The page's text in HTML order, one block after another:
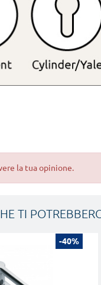
la tua opinione.
TI
-40%